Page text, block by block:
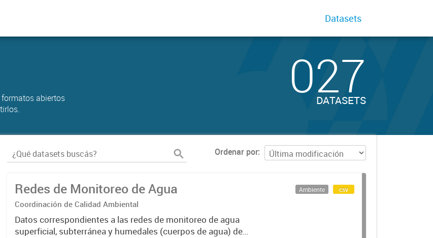
Datasets
abiertos
027
DATASETS
Ordenar por
Redes de Monitoreo de Agua
Coordinación de Calidad Ambiental
Datos correspondientes a las redes de monitoreo de agua
superficial, subterránea y humedales (cuerpos de agua) de
Ambiente csv